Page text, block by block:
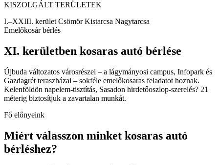
KISZOLGÁLT TERÜLETEK
I.–XXIII. kerület Csömör Kistarcsa Nagytarcsa
Emelőkosár bérlés
XI. kerületben kosaras autó bérlése
Újbuda változatos városrészei – a lágymányosi campus, Infopark és
Gazdagrét teraszházai – sokféle emelőkosaras feladatot hoznak.
Kelenföldön napelem-tisztítás, Sasadon hirdetőoszlop-szerelés? 21
méterig biztosítjuk a zavartalan munkát.
Fő előnyeink
Miért válasszon minket kosaras autó
bérléshez?